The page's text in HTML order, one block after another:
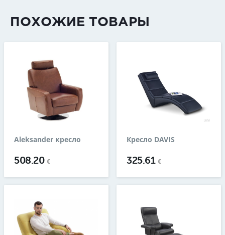
ПОХОЖИЕ ТОВАРЫ
Aleksander креслo
508.20€
Кресло DAVIS
325.61€